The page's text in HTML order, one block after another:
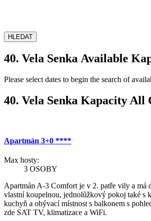
HLEDAT
40. Vela Senka Available
Please select dates to begin the search of
40. Vela Senka Kapacity All
Apartmán 3+0 ****
Max hosty:
3 OSOBY
Apartmán A-3 Comfort je v 2. patře vily a má
vlastní koupelnou, jednolůžkový pokoj také s
kuchyň a obývací místnost s balkonem s
zde SAT TV, klimatizace a WiFi.